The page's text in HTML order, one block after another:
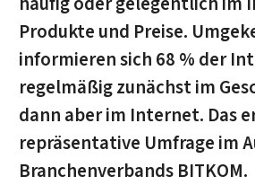
Produkte und Preise.
informieren sich 68 % der
regelmäßig zunächst im
dann aber im Internet. Das
repräsentative Umfrage im
Branchenverbands BITKOM.